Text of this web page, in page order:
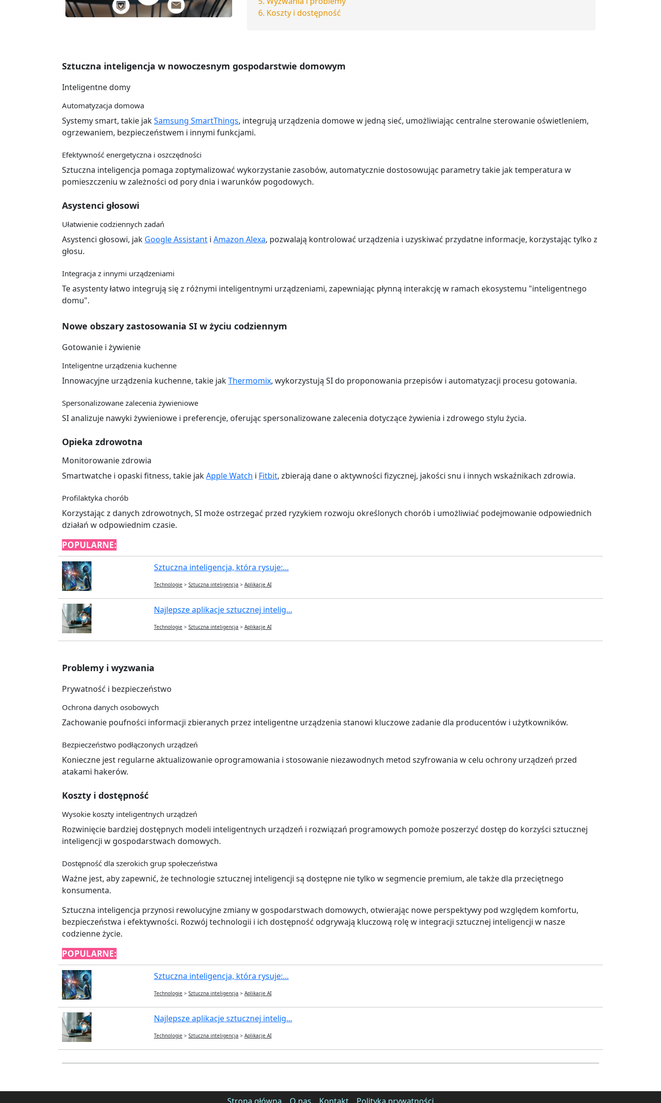
Koszty i dostępność
Sztuczna inteligencja w nowoczesnym gospodarstwie domowym
Inteligentne domy
Automatyzacja domowa
Systemy smart, takie jakSamsung SmartThings, integrują urządzenia domowe w jedną sieć, umożliwiając centralne sterowanie oświetleniem,
ogrzewaniem, bezpieczeństwem i innymi funkcjami.
Efektywność energetyczna i oszczędności
Sztuczna inteligencja pomaga zoptymalizować wykorzystanie zasobów, automatycznie dostosowując parametry takie jak temperatura w
pomieszczeniu w zależności od pory dnia i warunków pogodowych.
Asystenci głosowi
Ułatwienie codziennych zadań
Asystenci głosowi, jak Google Assistant i Amazon Alexa, pozwalają kontrolować urządzenia i uzyskiwać przydatne informacje, korzystając tylko z
głosu.
Integracja z innymi urządzeniami
Te asystenty łatwo integrują się z różnymi inteligentnymi urządzeniami, zapewniając płynną interakcję w ramach ekosystemu "inteligentnego
domu".
Nowe obszary zastosowania SI w życiu codziennym
Gotowanie i żywienie
Inteligentne urządzenia kuchenne
Innowacyjne urządzenia kuchenne, takie jakThermomix, wykorzystują SI do proponowania przepisów i automatyzacji procesu gotowania.
Spersonalizowane zalecenia żywieniowe
SI analizuje nawyki żywieniowe i preferencje, oferując spersonalizowane zalecenia dotyczące żywienia i zdrowego stylu życia.
Opieka zdrowotna
Monitorowanie zdrowia
Smartwatche i opaski fitness, takie jakApple Watch i Fitbit, zbierają dane o aktywności fizycznej, jakości snu i innych wskaźnikach zdrowia.
Profilaktyka chorób
Korzystając z danych zdrowotnych, SI może ostrzegać przed ryzykiem rozwoju określonych chorób i umożliwiać podejmowanie odpowiednich
działań w odpowiednim czasie.
POPULARNE:
Sztuczna inteligencja, która rysuje:...
Technologie > Sztuczna inteligencja > Aplikacje AI
Najlepsze aplikacje sztucznej intelig...
Technologie > Sztuczna inteligencja > Aplikacje AI
Problemy i wyzwania
Prywatność i bezpieczeństwo
Ochrona danych osobowych
Zachowanie poufności informacji zbieranych przez inteligentne urządzenia stanowi kluczowe zadanie dla producentów i użytkowników.
Bezpieczeństwo podłączonych urządzeń
Konieczne jest regularne aktualizowanie oprogramowania i stosowanie niezawodnych metod szyfrowania w celu ochrony urządzeń przed
atakami hakerów.
Koszty i dostępność
Wysokie koszty inteligentnych urządzeń
Rozwinięcie bardziej dostępnych modeli inteligentnych urządzeń i rozwiązań programowych pomoże poszerzyć dostęp do korzyści sztucznej
inteligencji w gospodarstwach domowych.
Dostępność dla szerokich grup społeczeństwa
Ważne jest, aby zapewnić, że technologie sztucznej inteligencji są dostępne nie tylko w segmencie premium, ale także dla przeciętnego
konsumenta.
Sztuczna inteligencja przynosi rewolucyjne zmiany w gospodarstwach domowych, otwierając nowe perspektywy pod względem komfortu,
bezpieczeństwa i efektywności. Rozwój technologii i ich dostępność odgrywają kluczową rolę w integracji sztucznej inteligencji w nasze
codzienne życie.
POPULARNE:
Sztuczna inteligencja, która rysuje:...
Technologie > Sztuczna inteligencja > Aplikacje AI
Najlepsze aplikacje sztucznej intelig...
Technologie > Sztuczna inteligencja > Aplikacje AI